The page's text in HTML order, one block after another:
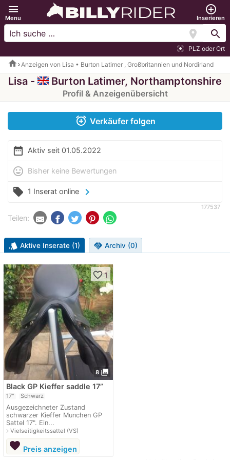
menu
Menu
add_circle_outline
Inserieren
location_on search
center_focus_strong PLZ oder Ort
home Anzeigen von Lisa • Burton Latimer , Großbritannien und Nordirland
Lisa - Burton Latimer, Northamptonshire
Profil & Anzeigenübersicht
alarm_add Verkäufer folgen
date_range Aktiv seit 01.05.2022
mood Bisher keine Bewertungen
local_offer 1 Inserat online chevron_right
177537
Teilen:
style Aktive Inserate (1) handshake Archiv (0)
8 photo_library
favorite_border1
Black GP Kieffer saddle 17”
17" Schwarz
Ausgezeichneter Zustand
schwarzer Kieffer Munchen GP
Sattel 17". Ein...
navigate_nextVielseitigkeitssattel (VS)
favorite Preis anzeigen